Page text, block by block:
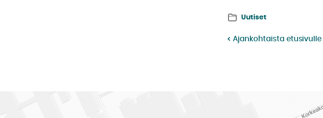
Uutiset
Ajankohtaista etusivulle
Tampereen